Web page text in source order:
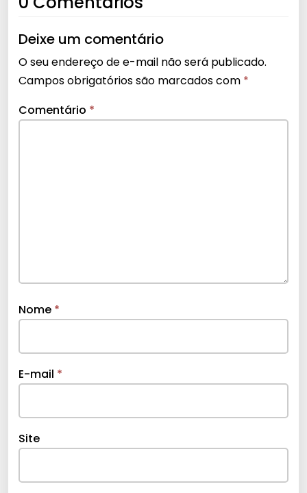
Deixe um comentário
O seu endereço de e-mail não será publicado.
Campos obrigatórios são marcados com *
Comentário *
Nome *
E-mail *
Site